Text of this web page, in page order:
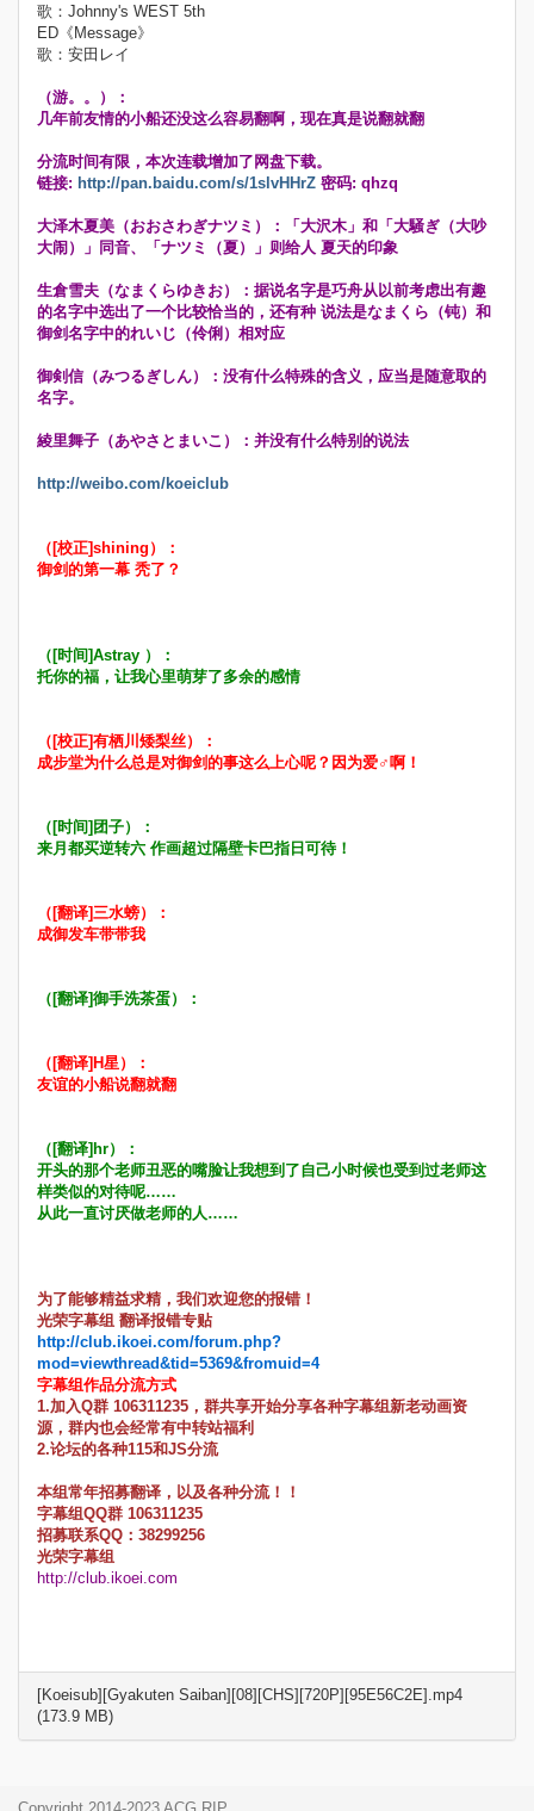
歌：Johnny's WEST 5th
ED《Message》
歌：安田レイ
（游。。）：
几年前友情的小船还没这么容易翻啊，现在真是说翻就翻
分流时间有限，本次连载增加了网盘下载。
链接: http://pan.baidu.com/s/1slvHHrZ 密码: qhzq
大泽木夏美（おおさわぎナツミ）：「大沢木」和「大騒ぎ（大吵
大闹）」同音、「ナツミ（夏）」则给人 夏天的印象
生倉雪夫（なまくらゆきお）：据说名字是巧舟从以前考虑出有趣
的名字中选出了一个比较恰当的，还有种 说法是なまくら（钝）和
御剑名字中的れいじ（伶俐）相对应
御剣信（みつるぎしん）：没有什么特殊的含义，应当是随意取的
名字。
綾里舞子（あやさとまいこ）：并没有什么特别的说法
http://weibo.com/koeiclub
（[校正]shining）：
御剑的第一幕 秃了？
（[时间]Astray ）：
托你的福，让我心里萌芽了多余的感情
（[校正]有栖川矮梨丝）：
成步堂为什么总是对御剑的事这么上心呢？因为爱♂啊！
（[时间]团子）：
来月都买逆转六 作画超过隔壁卡巴指日可待！
（[翻译]三水螃）：
成御发车带带我
（[翻译]御手洗茶蛋）：
（[翻译]H星）：
友谊的小船说翻就翻
（[翻译]hr）：
开头的那个老师丑恶的嘴脸让我想到了自己小时候也受到过老师这
样类似的对待呢……
从此一直讨厌做老师的人……
为了能够精益求精，我们欢迎您的报错！
光荣字幕组 翻译报错专贴
http://club.ikoei.com/forum.php?
mod=viewthread&tid=5369&fromuid=4
字幕组作品分流方式
1.加入Q群 106311235，群共享开始分享各种字幕组新老动画资
源，群内也会经常有中转站福利
2.论坛的各种115和JS分流
本组常年招募翻译，以及各种分流！！
字幕组QQ群 106311235
招募联系QQ：38299256
光荣字幕组
http://club.ikoei.com
[Koeisub][Gyakuten Saiban][08][CHS][720P][95E56C2E].mp4
(173.9 MB)